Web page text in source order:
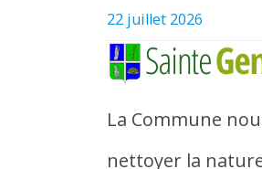
22 juillet 2026
La Commune
nettoyer la